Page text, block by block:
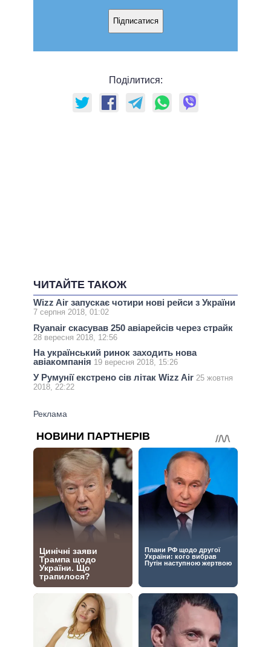
Підписатися
Поділитися:
ЧИТАЙТЕ ТАКОЖ
Wizz Air запускає чотири нові рейси з України
7 серпня 2018, 01:02
Ryanair скасував 250 авіарейсів через страйк
28 вересня 2018, 12:56
На український ринок заходить нова
авіакомпанія 19 вересня 2018, 15:26
У Румунії екстрено сів літак Wizz Air 25 жовтня
2018, 22:22